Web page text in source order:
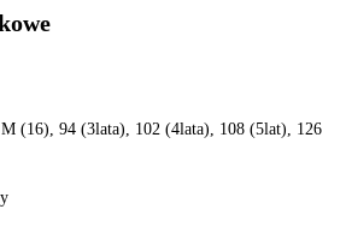
(16), 94 (3lata), 102 (4lata), 108 (5lat), 126